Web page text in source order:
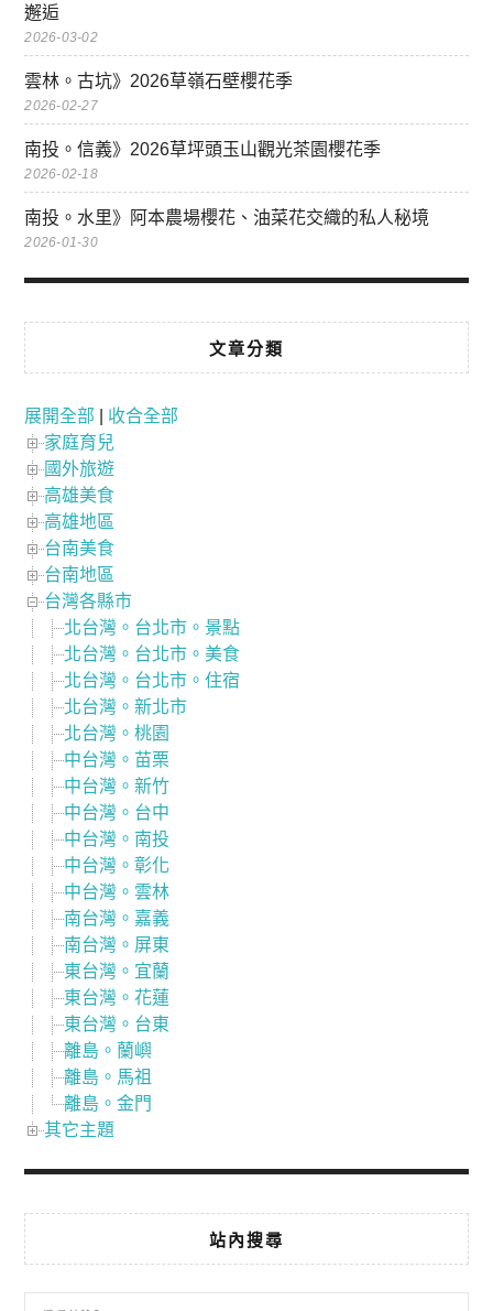
邂逅
2026-03-02
雲林。古坑》2026草嶺石壁櫻花季
2026-02-27
南投。信義》2026草坪頭玉山觀光茶園櫻花季
2026-02-18
南投。水里》阿本農場櫻花、油菜花交織的私人秘境
2026-01-30
文章分類
展開全部
收合全部
家庭育兒
國外旅遊
高雄美食
高雄地區
台南美食
台南地區
台灣各縣市
北台灣。台北市。景點
北台灣。台北市。美食
北台灣。台北市。住宿
北台灣。新北市
北台灣。桃園
中台灣。苗栗
中台灣。新竹
中台灣。台中
中台灣。南投
中台灣。彰化
中台灣。雲林
南台灣。嘉義
南台灣。屏東
東台灣。宜蘭
東台灣。花蓮
東台灣。台東
離島。蘭嶼
離島。馬祖
離島。金門
其它主題
站內搜尋